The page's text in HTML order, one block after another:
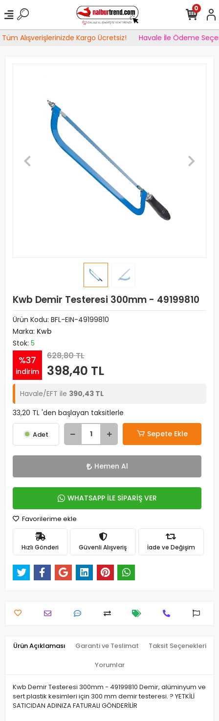
Alışverişlerinizde Kargo Ücretsiz! Havale İle Ödeme
0
Kwb Demir Testeresi 300mm - 49199810
Ürün Kodu: BFL-EIN-49199810
Marka: Kwb
Stok: 5
%37
indirim
628,80 TL
398,40 TL
Havale/EFT ile 390,43 TL
33,20 TL 'den başlayan taksitlerle
Adet Sepete Ekle
Hemen Al
WHATSAPP İLE SİPARİŞ VER
Favorilerime ekle
Hızlı Gönderi Güvenli Alışveriş İade ve Değişim
Ürün Açıklaması Garanti ve Teslimat Taksit Seçenekleri
Yorumlar
Kwb Demir Testeresi 300mm - 49199810 Demir, alüminyum ve
sert plastik kesimleri için 300 mm demir testeresi. ? YETKİLİ
SATICIDAN ADINIZA FATURALI GÖNDERİLİR